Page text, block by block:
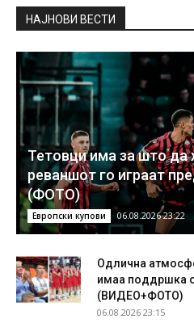
НAЈНОВИ ВЕСТИ
Тетовци има за што да
реваншот го играат
(ФОТО)
Европски купови 06.08.2026 23:22
Одлична
имаа поддршка
(ВИДЕО+ФОТО)
06.08.2026 23:15